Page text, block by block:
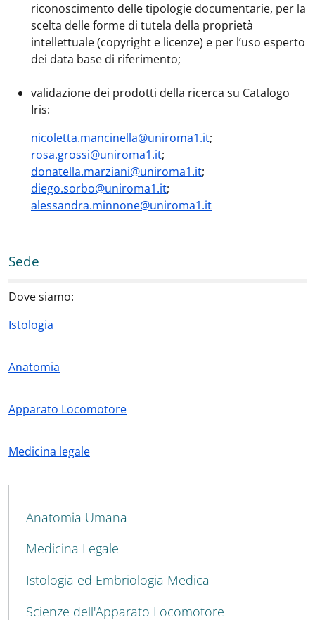
riconoscimento delle tipologie documentarie, per la
scelta delle forme di tutela della proprietà
intellettuale (copyright e licenze) e per l’uso esperto
dei data base di riferimento;
validazione dei prodotti della ricerca su Catalogo
Iris:
nicoletta.mancinella@uniroma1.it;
rosa.grossi@uniroma1.it;
donatella.marziani@uniroma1.it;
diego.sorbo@uniroma1.it;
alessandra.minnone@uniroma1.it
Sede
Dove siamo:
Istologia
Anatomia
Apparato Locomotore
Medicina legale
MAIN NAVIGATION
Anatomia Umana
Medicina Legale
Istologia ed Embriologia Medica
Scienze dell'Apparato Locomotore